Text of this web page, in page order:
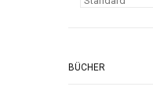
BÜCHER